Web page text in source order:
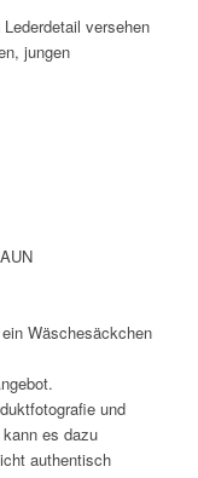
versehen
jungen
Wäschesäckchen
und
es dazu
authentisch